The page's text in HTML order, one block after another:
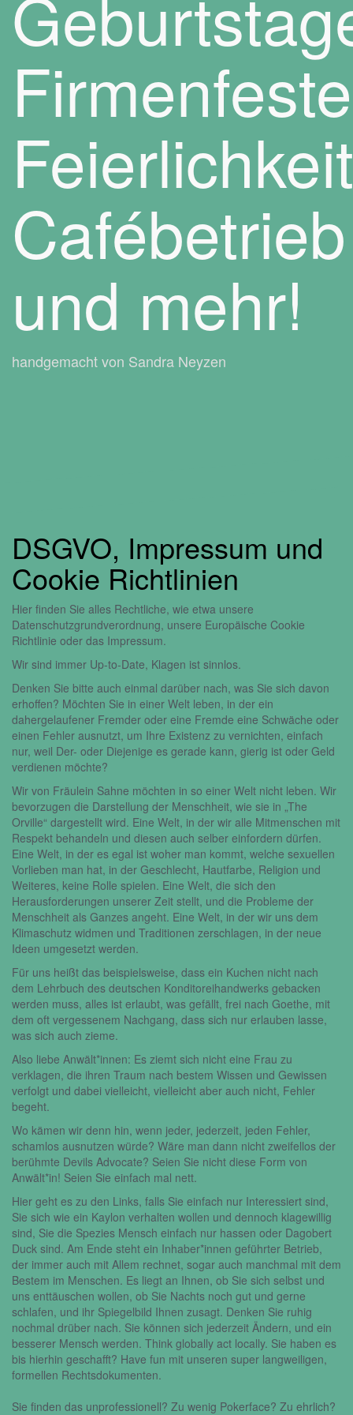
Cafébetrieb
und mehr!
handgemacht von Sandra Neyzen
DSGVO, Impressum und
Cookie Richtlinien
Hier finden Sie alles Rechtliche, wie etwa unsere
Datenschutzgrundverordnung, unsere Europäische Cookie
Richtlinie oder das Impressum.
Wir sind immer Up-to-Date, Klagen ist sinnlos.
Denken Sie bitte auch einmal darüber nach, was Sie sich davon
erhoffen? Möchten Sie in einer Welt leben, in der ein
dahergelaufener Fremder oder eine Fremde eine Schwäche oder
einen Fehler ausnutzt, um Ihre Existenz zu vernichten, einfach
nur, weil Der- oder Diejenige es gerade kann, gierig ist oder Geld
verdienen möchte?
Wir von Fräulein Sahne möchten in so einer Welt nicht leben. Wir
bevorzugen die Darstellung der Menschheit, wie sie in „The
Orville“ dargestellt wird. Eine Welt, in der wir alle Mitmenschen mit
Respekt behandeln und diesen auch selber einfordern dürfen.
Eine Welt, in der es egal ist woher man kommt, welche sexuellen
Vorlieben man hat, in der Geschlecht, Hautfarbe, Religion und
Weiteres, keine Rolle spielen. Eine Welt, die sich den
Herausforderungen unserer Zeit stellt, und die Probleme der
Menschheit als Ganzes angeht. Eine Welt, in der wir uns dem
Klimaschutz widmen und Traditionen zerschlagen, in der neue
Ideen umgesetzt werden.
Für uns heißt das beispielsweise, dass ein Kuchen nicht nach
dem Lehrbuch des deutschen Konditoreihandwerks gebacken
werden muss, alles ist erlaubt, was gefällt, frei nach Goethe, mit
dem oft vergessenem Nachgang, dass sich nur erlauben lasse,
was sich auch zieme.
Also liebe Anwält*innen: Es ziemt sich nicht eine Frau zu
verklagen, die ihren Traum nach bestem Wissen und Gewissen
verfolgt und dabei vielleicht, vielleicht aber auch nicht, Fehler
begeht.
Wo kämen wir denn hin, wenn jeder, jederzeit, jeden Fehler,
schamlos ausnutzen würde? Wäre man dann nicht zweifellos der
berühmte Devils Advocate? Seien Sie nicht diese Form von
Anwält*in! Seien Sie einfach mal nett.
Hier geht es zu den Links, falls Sie einfach nur Interessiert sind,
Sie sich wie ein Kaylon verhalten wollen und dennoch klagewillig
sind, Sie die Spezies Mensch einfach nur hassen oder Dagobert
Duck sind. Am Ende steht ein Inhaber*innen geführter Betrieb,
der immer auch mit Allem rechnet, sogar auch manchmal mit dem
Bestem im Menschen. Es liegt an Ihnen, ob Sie sich selbst und
uns enttäuschen wollen, ob Sie Nachts noch gut und gerne
schlafen, und ihr Spiegelbild Ihnen zusagt. Denken Sie ruhig
nochmal drüber nach. Sie können sich jederzeit Ändern, und ein
besserer Mensch werden. Think globally act locally. Sie haben es
bis hierhin geschafft? Have fun mit unseren super langweiligen,
formellen Rechtsdokumenten.
Sie finden das unprofessionell? Zu wenig Pokerface? Zu ehrlich?